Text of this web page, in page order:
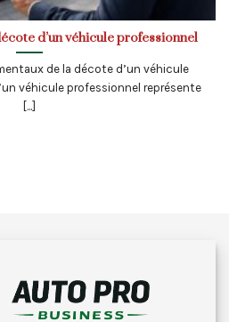
d’un véhicule professionnel
de la décote d’un véhicule
véhicule professionnel représente
[...]